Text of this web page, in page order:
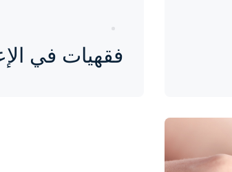
فقهيات في